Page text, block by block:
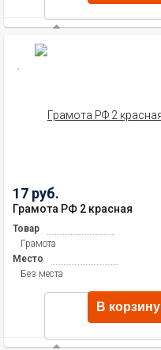
17 руб.
Грамота РФ 2 красная
Товар
Грамота
Место
Без места
В корзину